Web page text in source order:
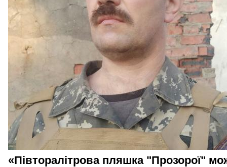
«Півторалітрова пляшка "Прозорої"